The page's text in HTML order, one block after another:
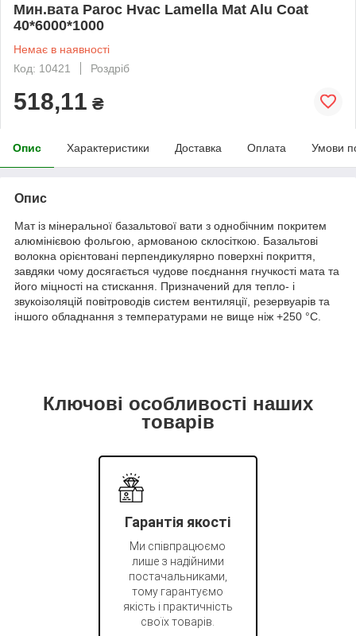
Мин.вата Paroc Hvac Lamella Mat Alu Coat
40*6000*1000
Немає в наявності
Код: 10421
Роздріб
518,11 ₴
Опис Характеристики Доставка Оплата Умови
Опис
Мат із мінеральної базальтової вати з однобічним покритем
алюмінієвою фольгою, армованою склосіткою. Базальтові
волокна орієнтовані перпендикулярно поверхні покриття,
завдяки чому досягається чудове поєднання гнучкості мата та
його міцності на стискання. Призначений для тепло- і
звукоізоляцій повітроводів систем вентиляції, резервуарів та
іншого обладнання з температурами не вище ніж +250 °C.
Ключові особливості наших
товарів
Гарантія якості
Ми співпрацюємо
лише з надійними
постачальниками,
тому гарантуємо
якість і практичність
своїх товарів.